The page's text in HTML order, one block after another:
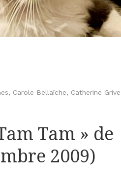
, Carole Bellaïche, Catherine Grive
Tam » de
2009)